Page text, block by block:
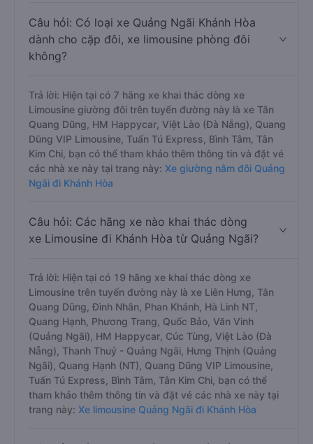
Câu hỏi: Có loại xe Quảng Ngãi Khánh Hòa
dành cho cặp đôi, xe limousine phòng đôi
không?
Trả lời: Hiện tại có 7 hãng xe khai thác dòng xe
Limousine giường đôi trên tuyến đường này là xe Tân
Quang Dũng, HM Happycar, Việt Lào (Đà Nẵng), Quang
Dũng VIP Limousine, Tuấn Tú Express, Bình Tâm, Tân
Kim Chi, bạn có thể tham khảo thêm thông tin và đặt vé
các nhà xe này tại trang này: Xe giường nằm đôi Quảng
Ngãi đi Khánh Hòa
Câu hỏi: Các hãng xe nào khai thác dòng
xe Limousine đi Khánh Hòa từ Quảng Ngãi?
Trả lời: Hiện tại có 19 hãng xe khai thác dòng xe
Limousine trên tuyến đường này là xe Liên Hưng, Tân
Quang Dũng, Đình Nhân, Phan Khánh, Hà Linh NT,
Quang Hạnh, Phương Trang, Quốc Bảo, Văn Vinh
(Quảng Ngãi), HM Happycar, Cúc Tùng, Việt Lào (Đà
Nẵng), Thanh Thuỷ - Quảng Ngãi, Hưng Thịnh (Quảng
Ngãi), Quang Hạnh (NT), Quang Dũng VIP Limousine,
Tuấn Tú Express, Bình Tâm, Tân Kim Chi, bạn có thể
tham khảo thêm thông tin và đặt vé các nhà xe này tại
trang này: Xe limousine Quảng Ngãi đi Khánh Hòa